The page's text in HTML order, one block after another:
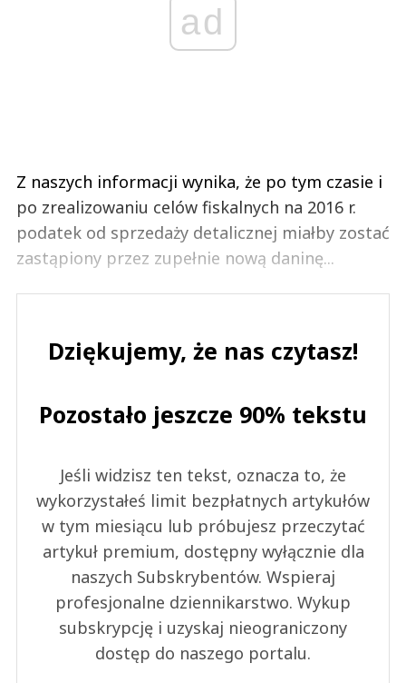
ad
Z naszych informacji wynika, że po tym czasie i
po zrealizowaniu celów fiskalnych na 2016 r.
podatek od sprzedaży detalicznej miałby zostać
zastąpiony przez zupełnie nową daninę...
Dziękujemy, że nas czytasz!
Pozostało jeszcze 90% tekstu
Jeśli widzisz ten tekst, oznacza to, że
wykorzystałeś limit bezpłatnych artykułów
w tym miesiącu lub próbujesz przeczytać
artykuł premium, dostępny wyłącznie dla
naszych Subskrybentów. Wspieraj
profesjonalne dziennikarstwo. Wykup
subskrypcję i uzyskaj nieograniczony
dostęp do naszego portalu.